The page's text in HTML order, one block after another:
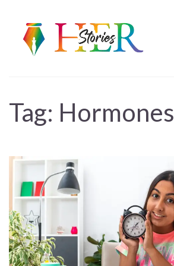
Tag: Hormones